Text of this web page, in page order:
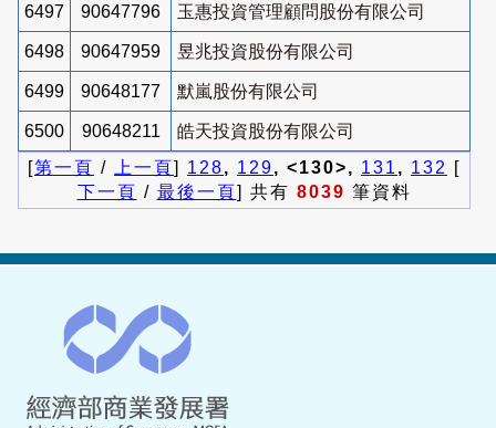
6497 90647796 玉惠投資管理顧問股份有限公司
6498 90647959 昱兆投資股份有限公司
6499 90648177 默嵐股份有限公司
6500 90648211
皓天投資股份有限公司
[第一頁 / 上一頁] 128, 129, <130>, 131 , 132
[
下一頁 / 最後一頁] 共有 8039 筆資料